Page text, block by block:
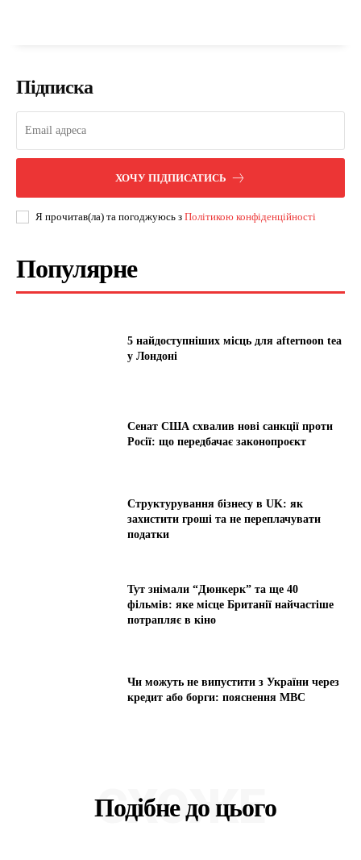
Підписка
ХОЧУ ПІДПИСАТИСЬ
Я прочитав(ла) та погоджуюсь з Політикою конфіденційності
Популярне
5 найдоступніших місць для afternoon tea
у Лондоні
Сенат США схвалив нові санкції проти
Росії: що передбачає законопроєкт
Структурування бізнесу в UK: як
захистити гроші та не переплачувати
податки
Тут знімали “Дюнкерк” та ще 40
фільмів: яке місце Британії найчастіше
потрапляє в кіно
Чи можуть не випустити з України через
кредит або борги: пояснення МВС
Подібне до цього
СХОЖЕ